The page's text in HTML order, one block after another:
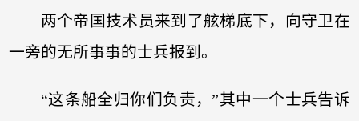
两个帝国技术员来到了舷梯底下，向守卫在
一旁的无所事事的士兵报到。
“这条船全归你们负责，”其中一个士兵告诉